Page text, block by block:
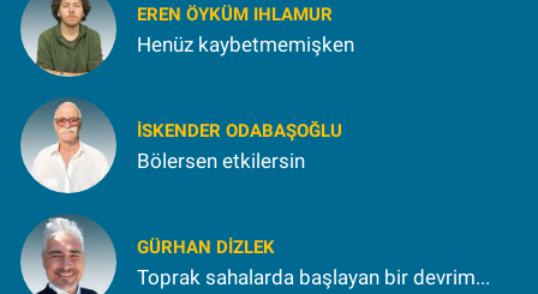
EREN ÖYKÜM IHLAMUR
Henüz kaybetmemişken
İSKENDER ODABAŞOĞLU
Bölersen etkilersin
GÜRHAN DIZLEK
Toprak sahalarda başlayan bir devrim...